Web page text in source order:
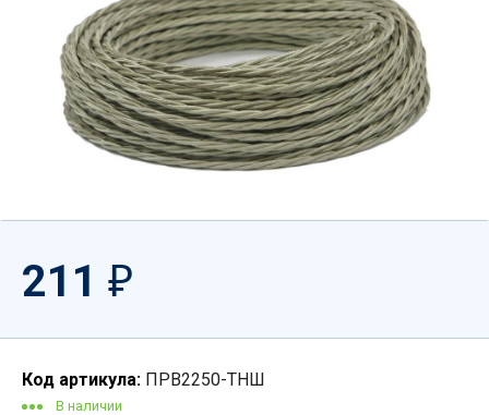
211 ₽
Код артикула: ПРВ2250-ТНШ
В наличии